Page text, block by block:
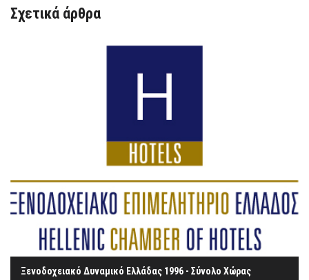
Σχετικά άρθρα
Ξενοδοχειακό Δυναμικό Ελλάδας 1996 - Σύνολο Χώρας